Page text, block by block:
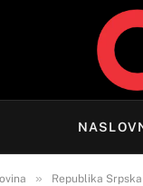
» Republika Srpska